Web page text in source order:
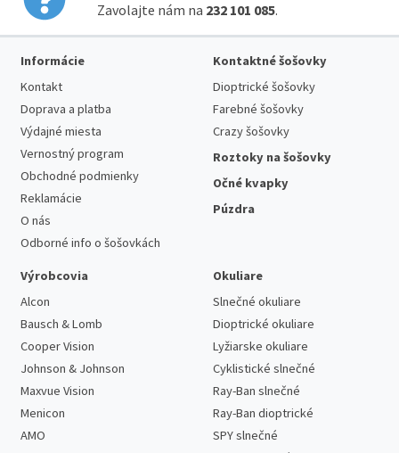
Zavolajte nám na 232 101 085.
Informácie
Kontakt
Doprava a platba
Výdajné miesta
Vernostný program
Obchodné podmienky
Reklamácie
O nás
Odborné info o šošovkách
Kontaktné šošovky
Dioptrické šošovky
Farebné šošovky
Crazy šošovky
Roztoky na šošovky
Očné kvapky
Púzdra
Výrobcovia
Alcon
Bausch & Lomb
Cooper Vision
Johnson & Johnson
Maxvue Vision
Menicon
AMO
Okuliare
Slnečné okuliare
Dioptrické okuliare
Lyžiarske okuliare
Cyklistické slnečné
Ray-Ban slnečné
Ray-Ban dioptrické
SPY slnečné